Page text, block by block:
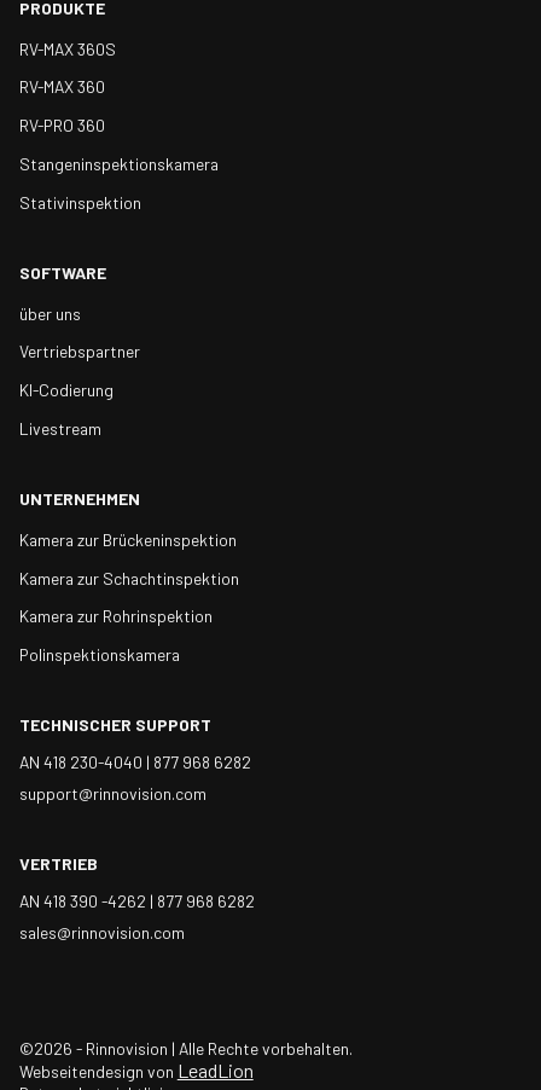
PRODUKTE
RV-MAX 360S
RV-MAX 360
RV-PRO 360
Stangeninspektionskamera
Stativinspektion
SOFTWARE
über uns
Vertriebspartner
KI-Codierung
Livestream
UNTERNEHMEN
Kamera zur Brückeninspektion
Kamera zur Schachtinspektion
Kamera zur Rohrinspektion
Polinspektionskamera
TECHNISCHER SUPPORT
AN 418 230-4040 | 877 968 6282
support@rinnovision.com
VERTRIEB
AN 418 390 -4262 | 877 968 6282
sales@rinnovision.com
©2026 - Rinnovision | Alle Rechte vorbehalten.
Webseitendesign von LeadLion